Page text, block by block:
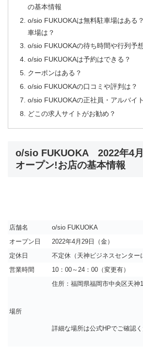
の基本情報
o/sio FUKUOKAは無料駐車場はある
車場は？
o/sio FUKUOKAの待ち時間や行列予
o/sio FUKUOKAは予約はできる？
クーポンはある？
o/sio FUKUOKAの口コミや評判は？
o/sio FUKUOKAの正社員・アルバイ
どこの求人サイトがお勧め？
o/sio FUKUOKA 2022年4月
オープン!お店の基本情報
店舗名
o/sio FUKUOKA
オープン日
2022年4月29日（金）
定休日
不定休（天神ビジネスセンター
営業時間
10：00～24：00（変更有）
場所
住所：福岡県福岡市中央区天神
詳細な場所は公式HPでご確認く